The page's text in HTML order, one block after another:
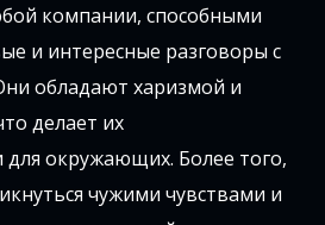
компании, способными
и интересные разговоры с
обладают харизмой и
делает их
окружающих. Более того,
чужими чувствами и